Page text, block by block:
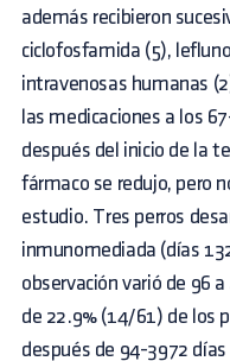
además recibieron
ciclofosfamida (5),
intravenosas humanas
las medicaciones a los
después del inicio de la
fármaco se redujo, pero
estudio. Tres perros
inmunomediada (días
observación varió de 96
de 22.9% (14/61) de los
después de 94-3972